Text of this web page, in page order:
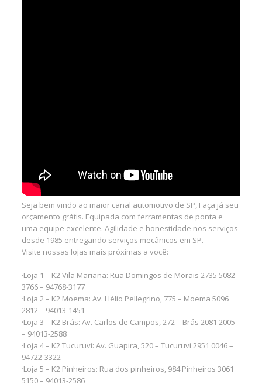
Seja bem vindo ao maior canal automotivo de SP, Faça já seu
orçamento grátis. Equipada com ferramentas de ponta e
uma equipe excelente. Agilidade e honestidade nos serviços
desde 1985 entregando serviços mecânicos em SP.
Visite nossas lojas mais próximas a você:
·Loja 1 – K2 Vila Mariana: Rua Domingos de Morais 2735 5082-
3766 – 94768-3177
·Loja 2 – K2 Moema: Av. Hélio Pellegrino, 775 – Moema 5096
2812 – 94013-1451
·Loja 3 – K2 Brás: Av. Carlos de Campos, 272 – Brás 2081 2005
– 94013-2588
·Loja 4 – K2 Tucuruvi: Av. Guapira, 520 – Tucuruvi 2951 0046 –
94722-3322
·Loja 5 – K2 Pinheiros: Rua dos pinheiros, 984 Pinheiros 3061
5150 – 94013-2586